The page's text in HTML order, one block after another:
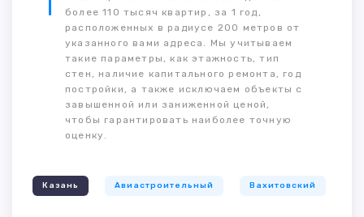
более 110 тысяч квартир, за 1 год,
расположенных в радиусе 200 метров от
указанного вами адреса. Мы учитываем
такие параметры, как этажность, тип
стен, наличие капитального ремонта, год
постройки, а также исключаем объекты с
завышенной или заниженной ценой,
чтобы гарантировать наиболее точную
оценку.
Казань Авиастроительный Вахитовский